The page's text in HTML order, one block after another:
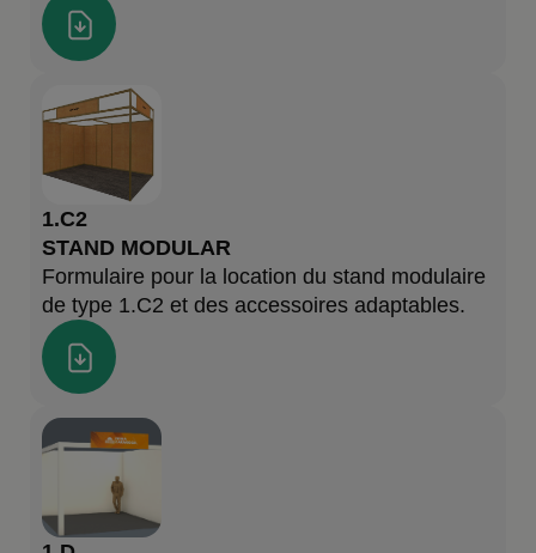
1.C2
STAND MODULAR
Formulaire pour la location du stand modulaire
de type 1.C2 et des accessoires adaptables.